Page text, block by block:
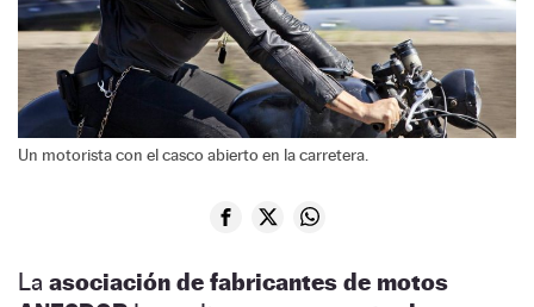
Un motorista con el casco abierto en la carretera.
La asociación de fabricantes de motos